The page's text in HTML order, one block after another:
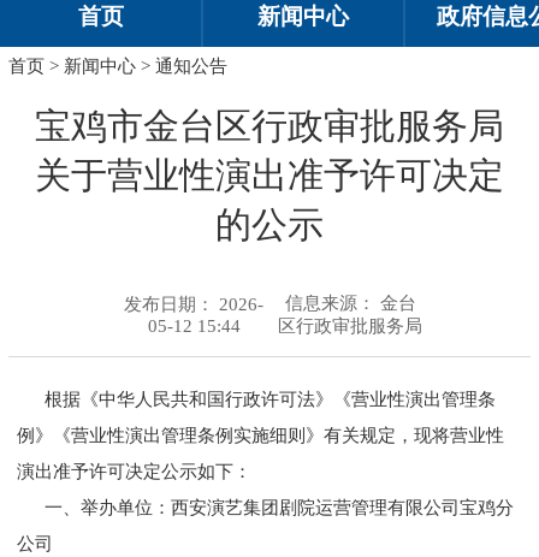
首页 新闻中心 政府信息
首页 > 新闻中心 >通知公告
宝鸡市金台区行政审批服务局
关于营业性演出准予许可决定
的公示
发布日期： 2026-
05-12 15:44
信息来源： 金台
区行政审批服务局
根据《中华人民共和国行政许可法》《营业性演出管理条
例》《营业性演出管理条例实施细则》有关规定，现将营业性
演出准予许可决定公示如下：
一、举办单位：西安演艺集团剧院运营管理有限公司宝鸡分
公司